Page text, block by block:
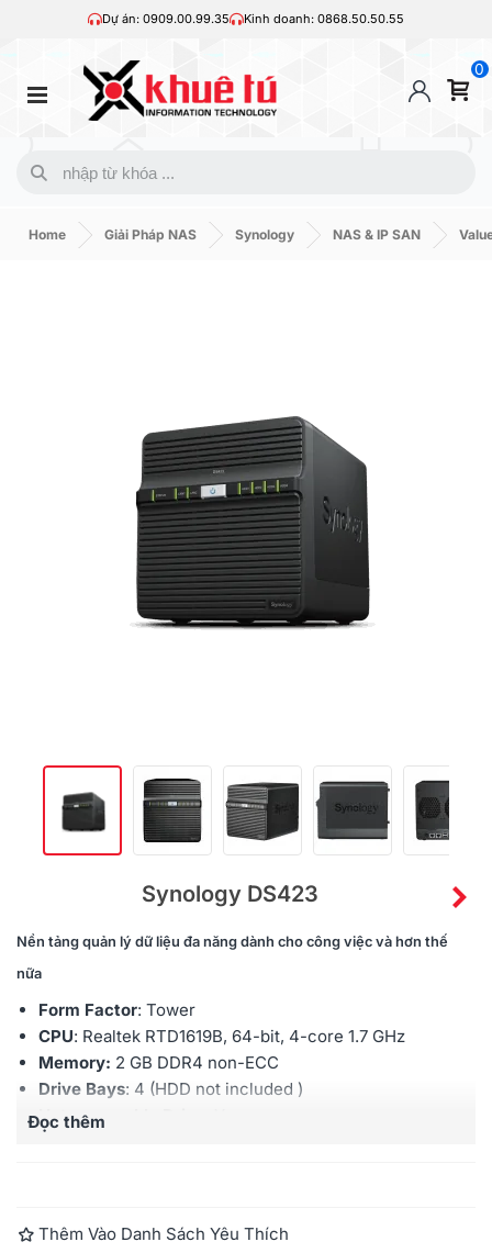
Dự án: 0909.00.99.35 Kinh doanh: 0868.50.50.55
0
Home Giải Pháp NAS Synology NAS & IP SAN
Synology DS423
Nền tảng quản lý dữ liệu đa năng dành cho công việc và hơn thế
nữa
Form Factor: Tower
CPU: Realtek RTD1619B, 64-bit, 4-core 1.7 GHz
Memory: 2 GB DDR4 non-ECC
Drive Bays: 4 (HDD not included )
Hot swappable Drive
Warranty:
2 years
Đọc thêm
Thêm Vào Danh Sách Yêu Thích